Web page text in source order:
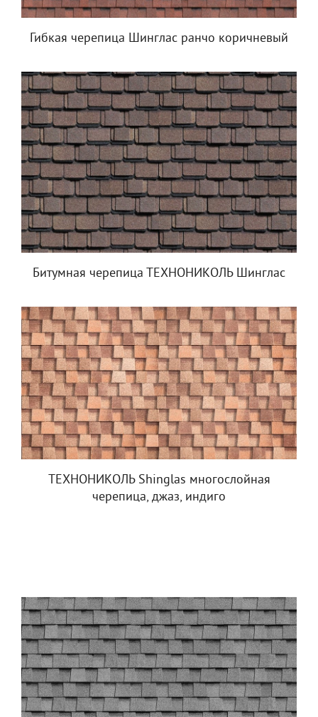
Гибкая черепица Шинглас ранчо коричневый
Битумная черепица ТЕХНОНИКОЛЬ Шинглас
ТЕХНОНИКОЛЬ Shinglas многослойная
черепица, джаз, индиго